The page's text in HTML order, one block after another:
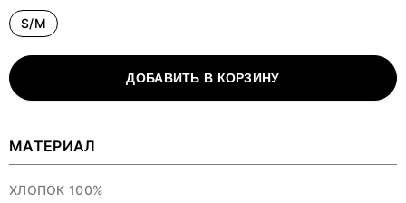
S/M
ДОБАВИТЬ В КОРЗИНУ
МАТЕРИАЛ
ХЛОПОК 100%